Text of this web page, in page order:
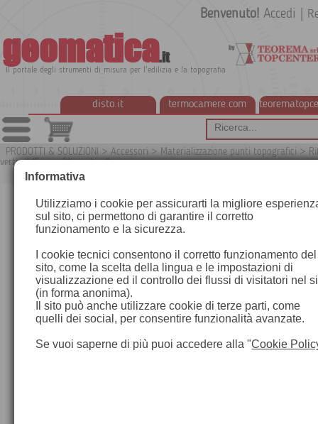
geomatica.it
Il portale degli strumenti di misura per l'edilizia e la topografia
disto.it termocamere.com
Benvenuto! Accedi
PRODOTTI & SOLUZIONI > Accessori > Materializzazione punti topografici >
verticali/Caposaldi per Livellazioni
Informativa
Utilizziamo i cookie per assicurarti la migliore
sul sito, ci permettono di garantire il corretto
funzionamento e la sicurezza.
I cookie tecnici consentono il corretto funzionamento del
sito, come la scelta della lingua e le impostazioni di
visualizzazione ed il controllo dei flussi di visitatori nel
(in forma anonima).
Il sito può anche utilizzare cookie di terze parti, come
quelli dei social, per consentire funzionalità avanzate.
Se vuoi saperne di più puoi accedere alla "Cookie